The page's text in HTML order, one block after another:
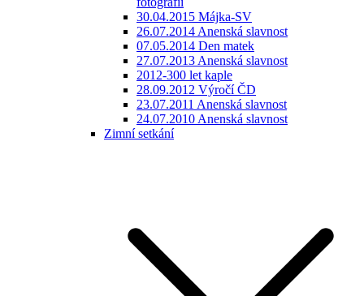
30.04.2015 Májka-SV
26.07.2014 Anenská slavnost
07.05.2014 Den matek
27.07.2013 Anenská slavnost
2012-300 let kaple
28.09.2012 Výročí ČD
23.07.2011 Anenská slavnost
24.07.2010 Anenská slavnost
Zimní setkání